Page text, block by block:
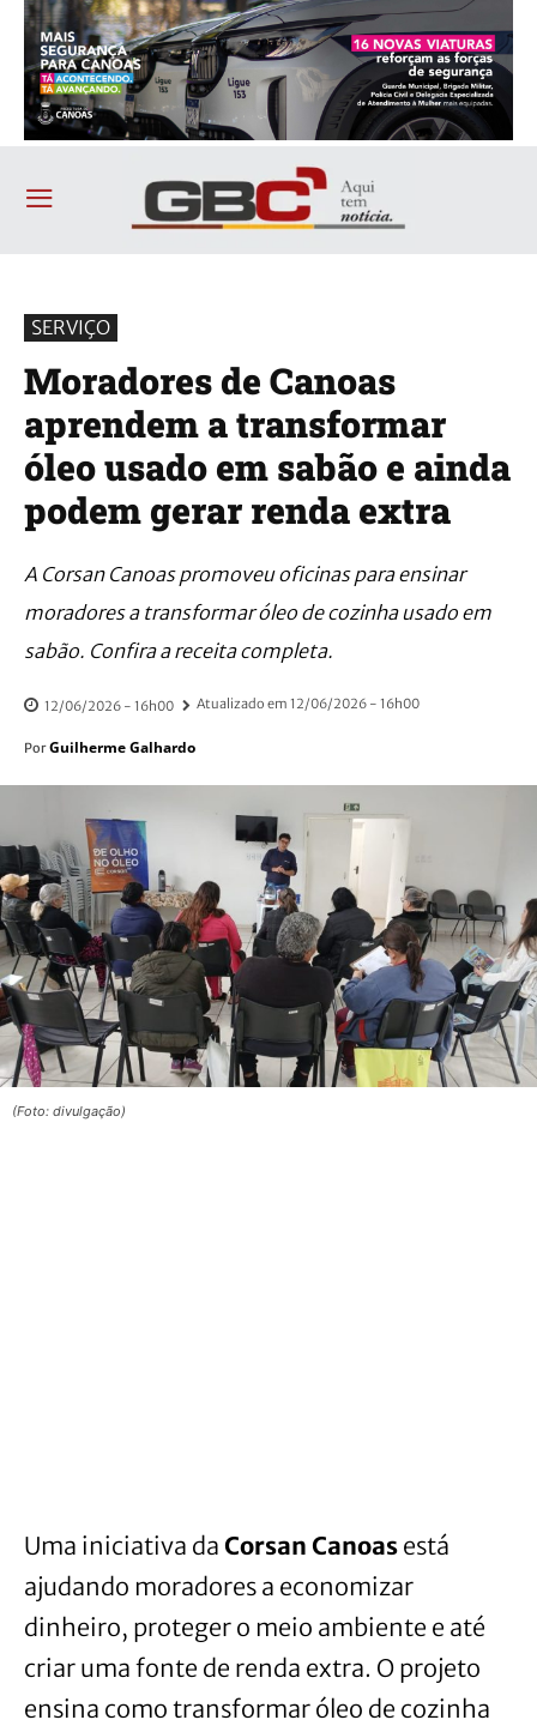
SERVIÇO
Moradores de Canoas
aprendem a transformar
óleo usado em sabão e ainda
podem gerar renda extra
A Corsan Canoas promoveu oficinas para ensinar
moradores a transformar óleo de cozinha usado em
sabão. Confira a receita completa.
12/06/2026 - 16h00 Atualizado em 12/06/2026 - 16h00
Por Guilherme Galhardo
(Foto: divulgação)
Uma iniciativa da Corsan Canoas está
ajudando moradores a economizar
dinheiro, proteger o meio ambiente e até
criar uma fonte de renda extra. O projeto
ensina como transformar óleo de cozinha